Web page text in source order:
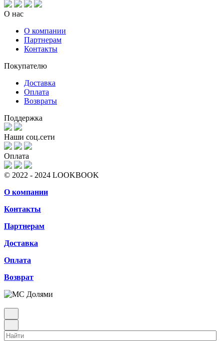
О нас
О компании
Партнерам
Контакты
Покупателю
Доставка
Оплата
Возвраты
Поддержка
Наши соц.сети
Оплата
© 2022 - 2024 LOOKBOOK
О компании
Контакты
Партнерам
Доставка
Оплата
Возврат